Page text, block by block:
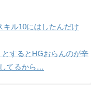
キル10にはしたんだけ
とするとHGおらんのが辛
てるから…